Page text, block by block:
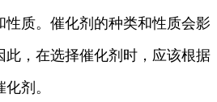
性质。催化剂的种类和性质会影
此，在选择催化剂时，应该根据
剂。